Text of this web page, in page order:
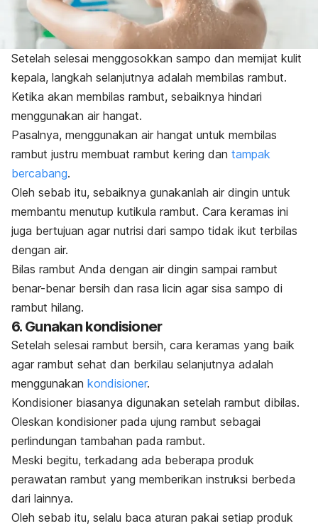
Setelah selesai menggosokkan sampo dan memijat kulit
kepala, langkah selanjutnya adalah membilas rambut.
Ketika akan membilas rambut, sebaiknya hindari
menggunakan air hangat.
Pasalnya, menggunakan air hangat untuk membilas
rambut justru membuat rambut kering dan tampak
bercabang.
Oleh sebab itu, sebaiknya gunakanlah air dingin untuk
membantu menutup kutikula rambut. Cara keramas ini
juga bertujuan agar nutrisi dari sampo tidak ikut terbilas
dengan air.
Bilas rambut Anda dengan air dingin sampai rambut
benar-benar bersih dan rasa licin agar sisa sampo di
rambut hilang.
6. Gunakan kondisioner
Setelah selesai rambut bersih, cara keramas yang baik
agar rambut sehat dan berkilau selanjutnya adalah
menggunakan kondisioner.
Kondisioner biasanya digunakan setelah rambut dibilas.
Oleskan kondisioner pada ujung rambut sebagai
perlindungan tambahan pada rambut.
Meski begitu, terkadang ada beberapa produk
perawatan rambut yang memberikan instruksi berbeda
dari lainnya.
Oleh sebab itu, selalu baca aturan pakai setiap produk